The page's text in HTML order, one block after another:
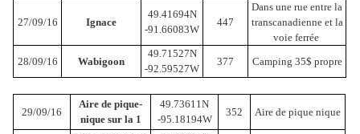
27/09/16 Ignace
49.41694N
-91.66083W
447
Dans une rue entre la
transcanadienne et la
voie ferrée
28/09/16
Wabigoon
49.71527N
-92.59527W
377 Camping 35$ propre
29/09/16
Aire de pique-
nique sur la 1
49.73611N
-95.18194W
352 Aire de pique nique